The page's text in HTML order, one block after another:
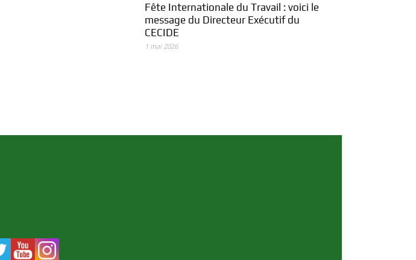
Fête Internationale du Travail : voici le
message du Directeur Exécutif du
CECIDE
1 mai 2026